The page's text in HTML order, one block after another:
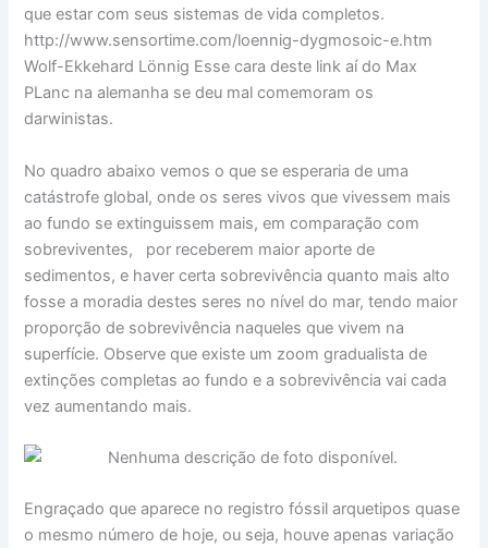
que estar com seus sistemas de vida completos.
http://www.sensortime.com/loennig-dygmosoic-e.htm
Wolf-Ekkehard Lönnig Esse cara deste link aí do Max
PLanc na alemanha se deu mal comemoram os
darwinistas.
No quadro abaixo vemos o que se esperaria de uma
catástrofe global, onde os seres vivos que vivessem mais
ao fundo se extinguissem mais, em comparação com
sobreviventes, por receberem maior aporte de
sedimentos, e haver certa sobrevivência quanto mais alto
fosse a moradia destes seres no nível do mar, tendo maior
proporção de sobrevivência naqueles que vivem na
superfície. Observe que existe um zoom gradualista de
extinções completas ao fundo e a sobrevivência vai cada
vez aumentando mais.
Engraçado que aparece no registro fóssil arquetipos quase
o mesmo número de hoje, ou seja, houve apenas variação